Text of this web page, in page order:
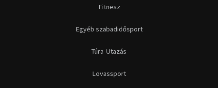
Fitnesz
Egyéb szabadidősport
Túra-Utazás
Lovassport